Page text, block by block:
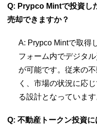
Q: Prypco Mintで投資し
売却できますか？
A: Prypco Mintで取得
フォーム内でデジタ
が可能です。従来の
く、市場の状況に応
る設計となっています
Q: 不動産トークン投資